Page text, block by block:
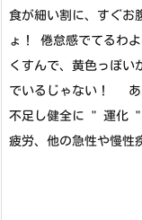
食が細い割に、すぐお
ょ！ 倦怠感でてるわ
くすんで、黄色っぽ
でいるじゃない！ あ
不足し健全に " 運化 "
疲労、他の急性や慢性